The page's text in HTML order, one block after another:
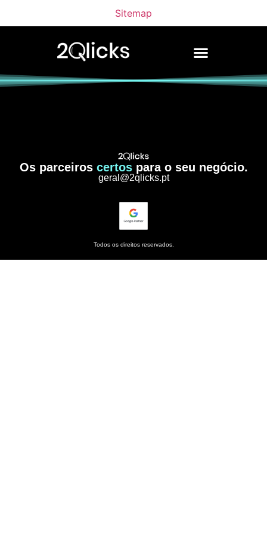
Sitemap
Os parceiros certospara o seu negócio.
geral@2qlicks.pt
Todos os direitos reservados.